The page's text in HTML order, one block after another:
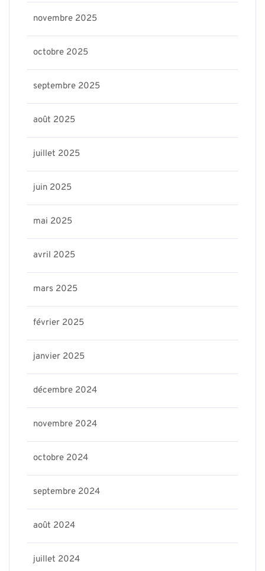
novembre 2025
octobre 2025
septembre 2025
août 2025
juillet 2025
juin 2025
mai 2025
avril 2025
mars 2025
février 2025
janvier 2025
décembre 2024
novembre 2024
octobre 2024
septembre 2024
août 2024
juillet 2024